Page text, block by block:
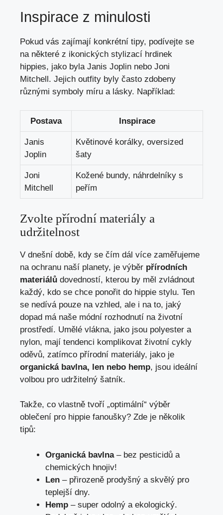
Inspirace z minulosti
Pokud vás zajímají konkrétní tipy, podívejte se ​
na některé z ikonických stylizací hrdinek
hippies, jako byla Janis Joplin nebo Joni
Mitchell. ⁤Jejich outfity byly⁣ často‌ zdobeny
různými‌ symboly míru a lásky. Například:
Postava Inspirace
Janis
Joplin
Květinové korálky, oversized
šaty
Joni
Mitchell
Kožené bundy, náhrdelníky s
peřím
Zvolte ‍přírodní materiály a
udržitelnost
V dnešní době, kdy se čím dál více zaměřujeme⁢
na ochranu naší​ planety, je výběr přírodních
materiálů dovedností, kterou by měl ⁤zvládnout‌
každý, kdo‌ se chce ponořit⁤ do hippie stylu. Ten
se nedívá pouze na vzhled, ale i na to, jaký
dopad‌ má ‌naše módní rozhodnutí na životní
prostředí. Umělé vlákna, jako jsou ⁣polyester a
nylon, mají⁤ tendenci komplikovat životní ​cykly
oděvů, zatímco ⁣přírodní materiály, jako je
organická bavlna, len nebo hemp, jsou ⁤ideální
⁤volbou pro⁣ udržitelný šatník.
Takže, co vlastně tvoří⁤ „optimální“ výběr
oblečení pro hippie fanoušky? Zde je⁣ několik
⁣tipů:
Organická ⁢bavlna– bez pesticidů a​
chemických hnojiv!
Len – přirozeně ‌prodyšný a skvělý ​pro
teplejší dny.
Hemp –‌ super odolný a ekologický.